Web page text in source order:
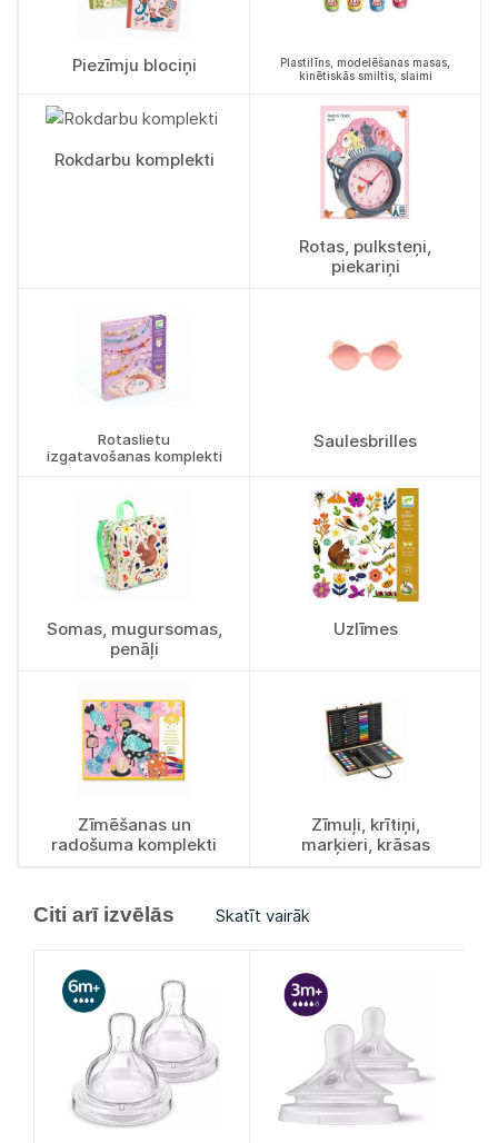
Piezīmju blociņi
Plastilīns, modelēšanas masas,
kinētiskās smiltis, slaimi
Rokdarbu komplekti
Rotas, pulksteņi,
piekariņi
Rotaslietu
izgatavošanas komplekti
Saulesbrilles
Somas, mugursomas,
penāļi
Uzlīmes
Zīmēšanas un
radošuma komplekti
Zīmuļi, krītiņi,
marķieri, krāsas
Citi arī izvēlās Skatīt vairāk